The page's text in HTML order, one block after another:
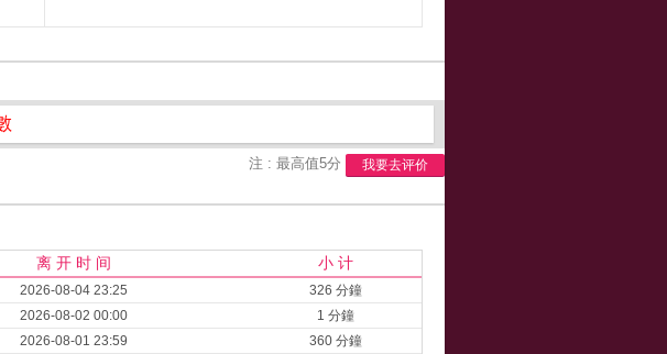
注 : 最高值5分 我要去评价
离 开 时 间 小 计
2026-08-04 23:25
326 分鐘
2026-08-02 00:00
1 分鐘
2026-08-01 23:59
360 分鐘